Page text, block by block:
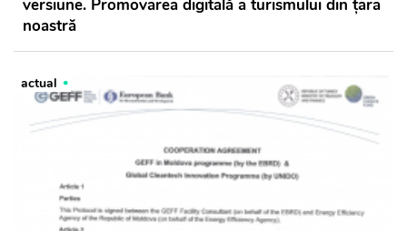
versiune. Promovarea digitală a turismului din țara
noastră
actual